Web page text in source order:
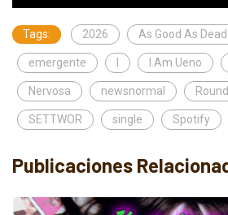
Tags: 2026 As Good As Dead
emergente I.Am.Ueno
Nervosa newsnormal
SETTWOR single Spotify
Publicaciones